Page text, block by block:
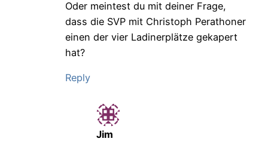
Oder meintest du mit deiner Frage,
dass die SVP mit Christoph Perathoner
einen der vier Ladinerplätze gekapert
hat?
Reply
Jim